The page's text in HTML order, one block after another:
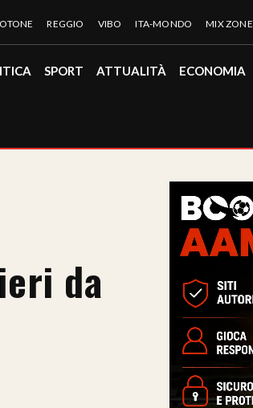
REGGIO VIBO ITA-MONDO MIX ZONE
SPORT ATTUALITÀ ECONOMIA
da